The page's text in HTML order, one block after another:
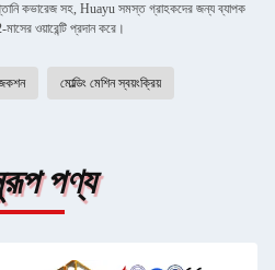
কভারেজ সহ, Huayu সমস্ত গ্রাহকদের জন্য ব্যাপক
ওয়ারেন্টি প্রদান করে।
মোল্ডিং মেশিন স্বয়ংক্রিয়
পণ্য